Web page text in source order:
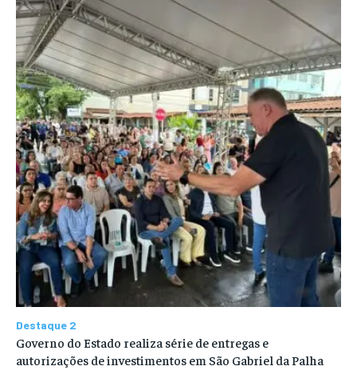
Destaque 2
Governo do Estado realiza série de entregas e
autorizações de investimentos em São Gabriel da Palha